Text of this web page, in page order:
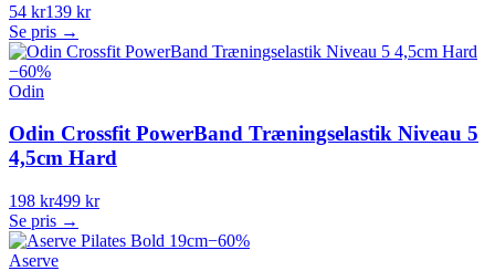
54 kr139 kr
Se pris →
−60%
Odin
Odin Crossfit PowerBand Træningselastik Niveau 5
4,5cm Hard
198 kr499 kr
Se pris →
−60%
Aserve